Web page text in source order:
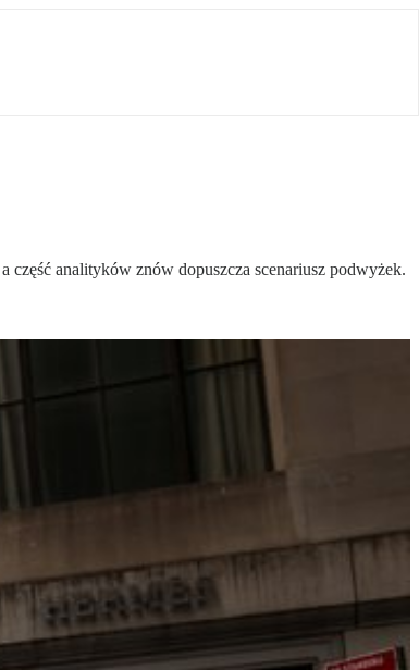
analityków znów dopuszcza scenariusz podwyżek.